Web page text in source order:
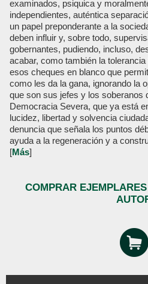
examinados, psiquica y
independientes, auténtica
un papel preponderante a la
deben influir y, sobre todo,
gobernantes, pudiendo, incluso,
acabar, como también la
esos cheques en blanco que
como les da la gana, ignorando la
que son sus jefes y los soberanos
Democracia Severa, que ya está
lucidez, libertad y solvencia
denuncia que señala los puntos
ayuda a la regeneración y a
[Más]
COMPRAR